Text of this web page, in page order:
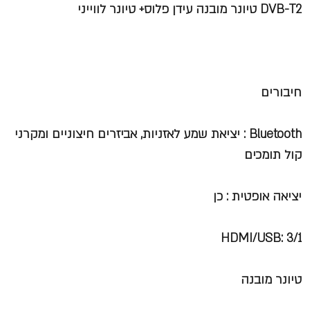
DVB-T2 טיונר מובנה עידן פלוס+ טיונר לווייני
חיבורים
Bluetooth : יציאת שמע לאזניות, אביזרים חיצוניים ומקרני
קול תומכים
יציאה אופטית : כן
HDMI/USB: 3/1
טיונר מובנה